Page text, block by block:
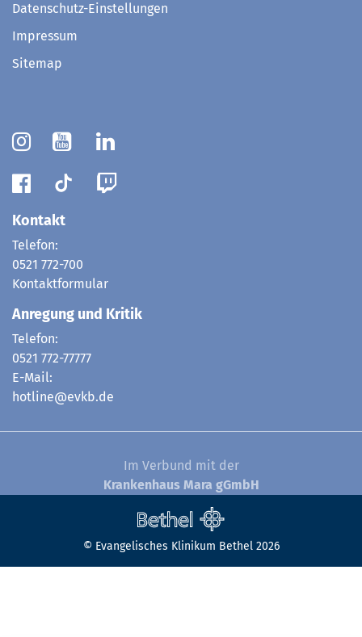
Datenschutz-Einstellungen
Impressum
Sitemap
Kontakt
Telefon:
0521 772-700
Kontaktformular
Anregung und Kritik
Telefon:
0521 772-77777
E-Mail:
hotline@evkb.de
Im Verbund mit der
Krankenhaus Mara gGmbH
© Evangelisches Klinikum Bethel 2026